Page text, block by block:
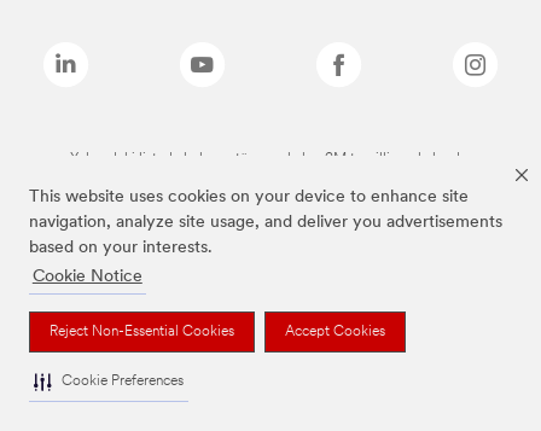
This website uses cookies on your device to enhance site
navigation, analyze site usage, and deliver you advertisements
based on your interests.
Cookie Notice
Reject Non-Essential Cookies Accept Cookies
Cookie Preferences
Yukarıdaki listede bulunan tüm markalar, 3M tescilli markalarıdır.